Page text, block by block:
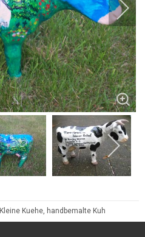
Kleine Kuehe, handbemalte Kuh